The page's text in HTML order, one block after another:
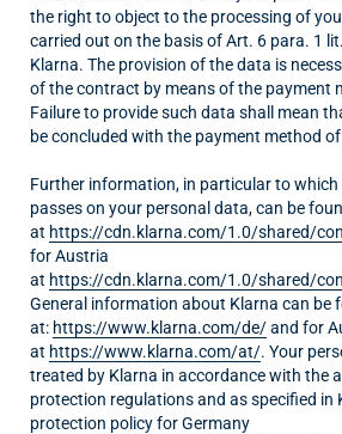
the right to object to the processing of
carried out on the basis of Art. 6 para. 1
Klarna. The provision of the data is
of the contract by means of the payment
Failure to provide such data shall mean
be concluded with the payment method
Further information, in particular to which
passes on your personal data, can be
at https://cdn.klarna.com/1.0/shared/
for Austria
at https://cdn.klarna.com/1.0/shared/
General information about Klarna can be
at: https://www.klarna.com/de/and for
at https://www.klarna.com/at/. Your
treated by Klarna in accordance with the
protection regulations and as specified in
protection policy for Germany